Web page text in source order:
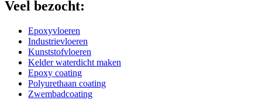
Veel bezocht:
Epoxyvloeren
Industrievloeren
Kunststofvloeren
Kelder waterdicht maken
Epoxy coating
Polyurethaan coating
Zwembadcoating